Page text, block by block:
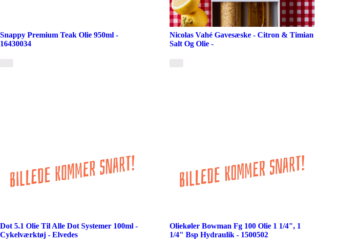
Snappy Premium Teak Olie 950ml -
16430034
Nicolas Vahé Gavesæske - Citron & Timian
Salt Og Olie -
Dot 5.1 Olie Til Alle Dot Systemer 100ml -
Cykelværktøj - Elvedes
Oliekøler Bowman Fg 100 Olie 1 1/4", 1
1/4" Bsp Hydraulik - 1500502